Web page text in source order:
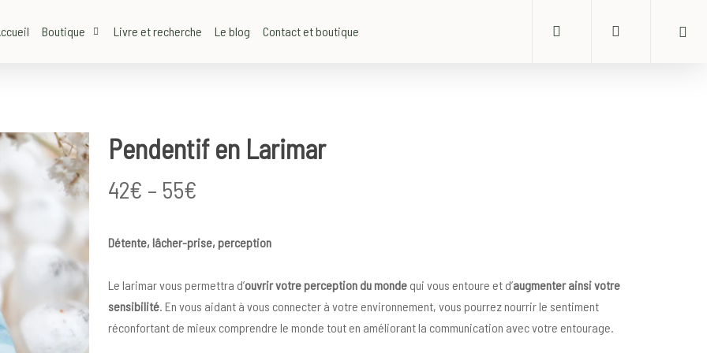
Boutique Livre et recherche Le blog Contact et boutique
Pendentif en Larimar
42€ – 55€
42€
through
55€
Détente, lâcher-prise, perception
Le larimar vous permettra d’ouvrir votre perception du monde qui vous entoure et d’augmenter ainsi votre
sensibilité. En vous aidant à vous connecter à votre environnement, vous pourrez nourrir le sentiment
réconfortant de mieux comprendre le monde tout en améliorant la communication avec votre entourage.